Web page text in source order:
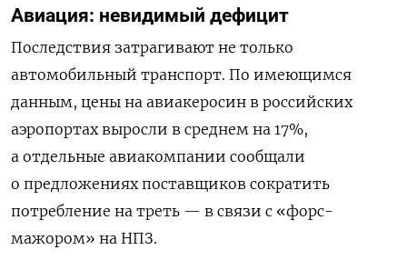
Авиация: невидимый дефицит
Последствия затрагивают не только
автомобильный транспорт. По имеющимся
данным, цены на авиакеросин в российских
аэропортах выросли в среднем на 17%,
а отдельные авиакомпании сообщали
о предложениях поставщиков сократить
потребление на треть — в связи с «форс-
мажором» на НПЗ.